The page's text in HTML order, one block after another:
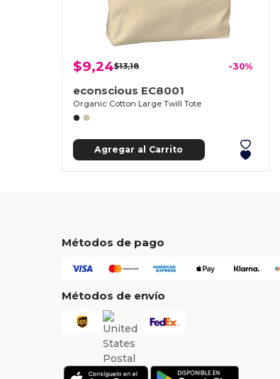
$9,24$13,18 -30%
econscious EC8001
Organic Cotton Large Twill Tote
Agregar al Carrito
Métodos de pago
Métodos de envío